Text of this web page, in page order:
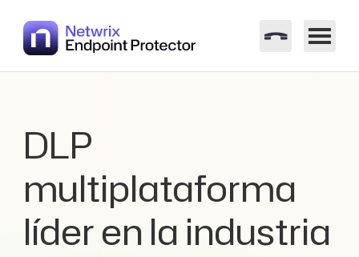
DLP
multiplataforma
líder en la industria